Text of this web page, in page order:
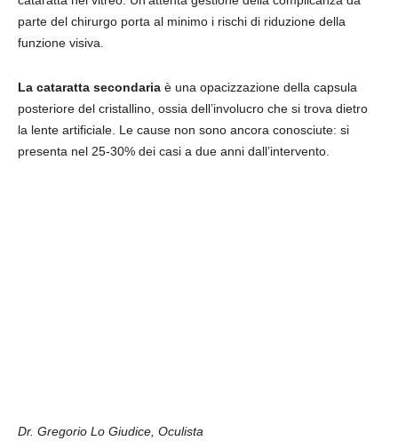
parte del chirurgo porta al minimo i rischi di riduzione della
funzione visiva.
La cataratta secondaria è una opacizzazione della capsula
posteriore del cristallino, ossia dell’involucro che si trova dietro
la lente artificiale. Le cause non sono ancora conosciute: si
presenta nel 25-30% dei casi a due anni dall’intervento.
Dr. Gregorio Lo Giudice, Oculista